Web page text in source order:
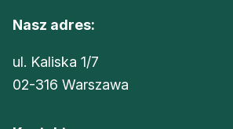
Nasz adres:
ul. Kaliska 1/7
02-316 Warszawa